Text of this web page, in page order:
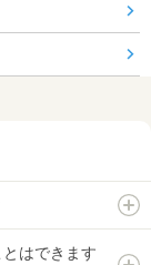
はできます